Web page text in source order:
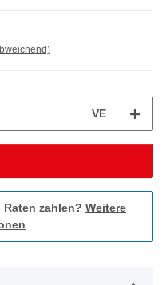
VE
zahlen? Weitere